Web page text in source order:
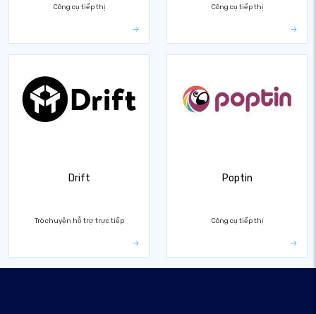
Công cụ tiếp thị Công cụ tiếp thị
Drift
Trò chuyện hỗ trợ trực tiếp
Poptin
Công cụ tiếp thị